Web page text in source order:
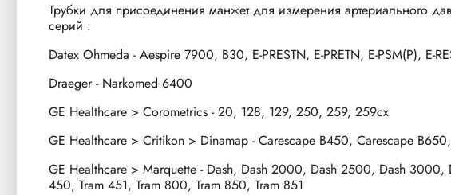
Трубки для присоединения манжет для измерения артериального
серий :
Datex Ohmeda - Aespire 7900, B30, E-PRESTN, E-PRETN, E-PSM(P), E-
Draeger - Narkomed 6400
GE Healthcare > Corometrics - 20, 128, 129, 250, 259, 259cx
GE Healthcare > Critikon > Dinamap - Carescape B450, Carescape
GE Healthcare > Marquette - Dash, Dash 2000, Dash 2500, Dash
450, Tram 451, Tram 800, Tram 850, Tram 851